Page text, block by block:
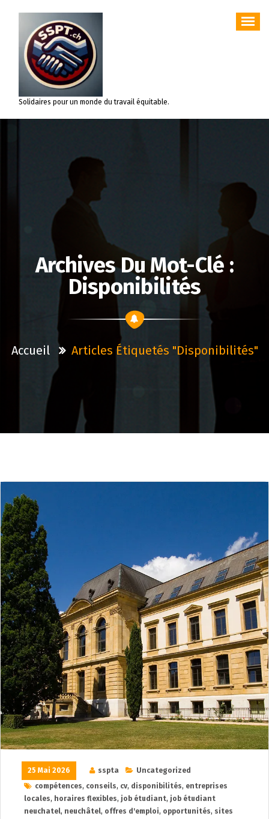
contenu
Solidaires pour un monde du travail équitable.
Archives Du Mot-Clé :
Disponibilités
Accueil Articles Étiquetés "disponibilités"
25 Mai 2026 sspta
Uncategorized
compétences, conseils, cv, disponibilités, entreprises
locales, horaires flexibles, job étudiant, job étudiant
neuchatel, neuchâtel, offres d'emploi, opportunités, sites